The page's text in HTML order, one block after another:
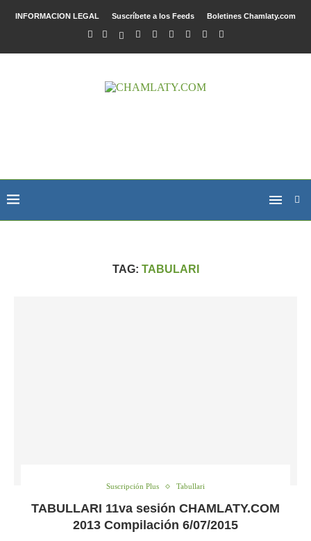
INFORMACION LEGAL Suscríbete a los Feeds Boletines Chamlaty.com
TAG: TABULARI
Suscripción Plus Tabullari
TABULLARI 11va sesión CHAMLATY.COM
2013 Compilación 6/07/2015